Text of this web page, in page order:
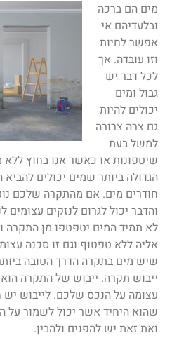
מים הם ברכה
ובלעדיהם אי
אפשר לחיות
וזו עובדה. אך
לכל דבר יש
גבול ומים
יכולים להיות
גם צרה צרורה
למשל בעת
שיטפונות או כאשר אנו בחוץ
הגדולה ביותר שמים יכולים
חודרים מים. אם מהתקרה שלכם
והדבר יכול לגרום לנזקים
לא תמיד המים יטפטפו מן התקרה
אליה ללא טפטוף וגם זו סכנה
שיש מים בתקרה הדרך הטובה
ייבוש תקרה. ייבוש של התקרה
עצומה על הנכס שלכם. לייבוש יש
שהוא היחיד אשר יכול לשמור
ואת זאת יש להפנים ולהבין.